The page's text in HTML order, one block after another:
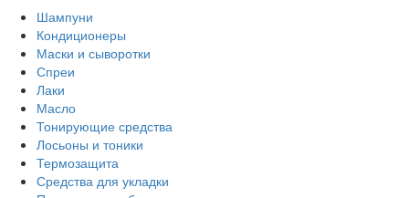
Шампуни
Кондиционеры
Маски и сыворотки
Спреи
Лаки
Масло
Тонирующие средства
Лосьоны и тоники
Термозащита
Средства для укладки